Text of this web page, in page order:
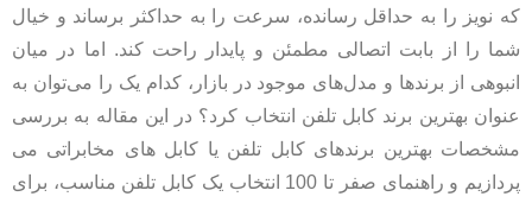
که نویز را به حداقل رسانده، سرعت را به حداکثر برساند و خیال
شما را از بابت اتصالی مطمئن و پایدار راحت کند. اما در میان
انبوهی از برندها و مدل‌های موجود در بازار، کدام یک را می‌توان به
عنوان بهترین برند کابل تلفن انتخاب کرد؟ در این مقاله به بررسی
مشخصات بهترین برندهای کابل تلفن یا کابل های مخابراتی می
پردازیم و راهنمای صفر تا 100 انتخاب یک کابل تلفن مناسب، برای